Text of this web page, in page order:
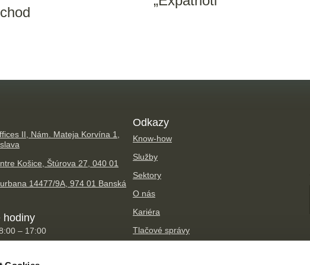
II, Nám. Mateja Korvína 1,
Košice, Štúrova 27, 040 01
14477/9A, 974 01 Banská
hodiny
– 17:00
Odkazy
Know-how
Služby
Sektory
O nás
Kariéra
Tlačové správy